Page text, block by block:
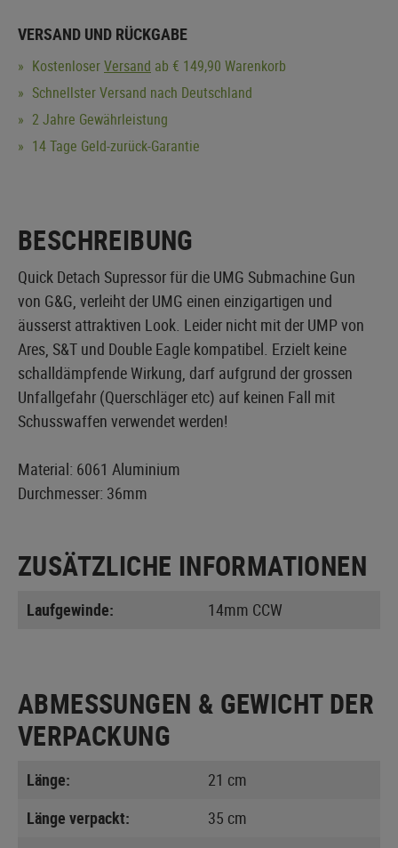
VERSAND UND RÜCKGABE
KostenloserVersand ab € 149,90 Warenkorb
Schnellster Versand nach Deutschland
2 Jahre Gewährleistung
14 Tage Geld-zurück-Garantie
BESCHREIBUNG
Quick Detach Supressor für die UMG Submachine Gun
von G&G, verleiht der UMG einen einzigartigen und
äusserst attraktiven Look. Leider nicht mit der UMP von
Ares, S&T und Double Eagle kompatibel. Erzielt keine
schalldämpfende Wirkung, darf aufgrund der grossen
Unfallgefahr (Querschläger etc) auf keinen Fall mit
Schusswaffen verwendet werden!
Material: 6061 Aluminium
Durchmesser: 36mm
ZUSÄTZLICHE INFORMATIONEN
Laufgewinde: 14mm CCW
ABMESSUNGEN & GEWICHT DER
VERPACKUNG
Länge:
21 cm
Länge verpackt:
35 cm